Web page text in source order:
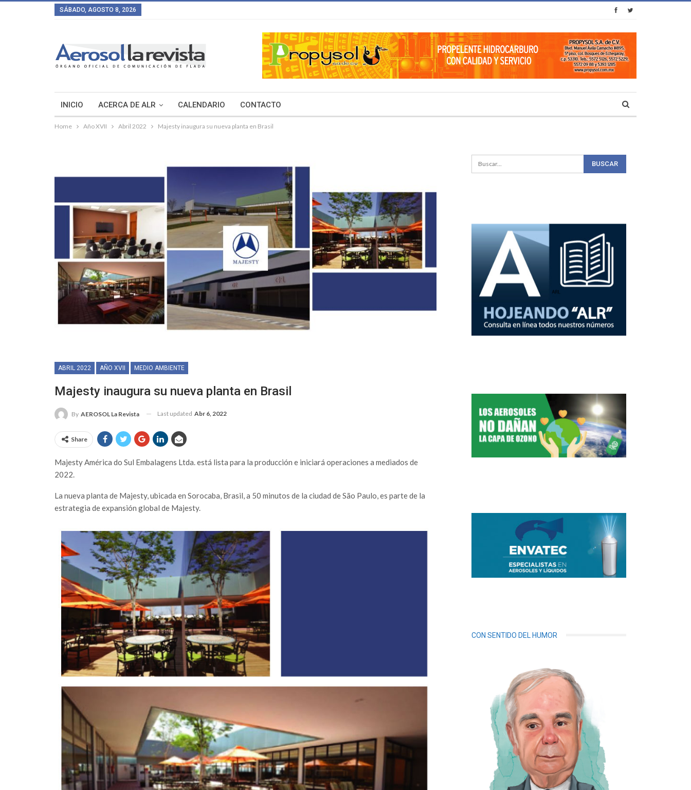
SÁBADO, AGOSTO 8, 2026
INICIO ACERCA DE ALR CALENDARIO CONTACTO
Home Año XVII Abril 2022 Majesty inaugura su nueva planta en Brasil
ABRIL 2022 AÑO XVII MEDIO AMBIENTE
Majesty inaugura su nueva planta en Brasil
By AEROSOL La Revista Last updated Abr 6, 2022
Share
Majesty América do Sul Embalagens Ltda. está lista para la producción e iniciará operaciones a mediados de
2022.
La nueva planta de Majesty, ubicada en Sorocaba, Brasil, a 50 minutos de la ciudad de São Paulo, es parte de la
estrategia de expansión global de Majesty.
CON SENTIDO DEL HUMOR